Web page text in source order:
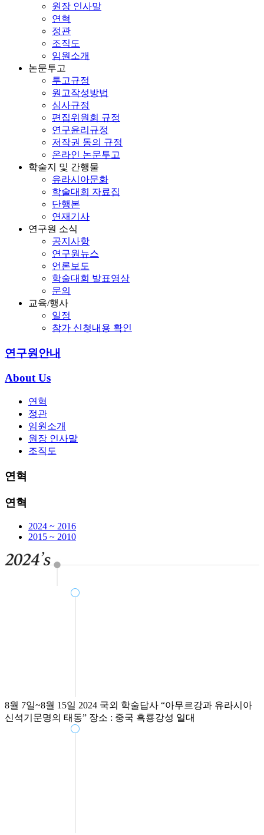
원장 인사말
연혁
정관
조직도
임원소개
논문투고
투고규정
원고작성방법
심사규정
편집위원회 규정
연구윤리규정
저작권 동의 규정
온라인 논문투고
학술지 및 간행물
유라시아문화
학술대회 자료집
단행본
연재기사
연구원 소식
공지사항
연구원뉴스
언론보도
학술대회 발표영상
문의
교육/행사
일정
참가 신청내용 확인
연구원안내
About Us
연혁
정관
임원소개
원장 인사말
조직도
연혁
연혁
2024 ~ 2016
2015 ~ 2010
8월 7일~8월 15일 2024 국외 학술답사 “아무르강과 유라시아
신석기문명의 태동” 장소 : 중국 흑룡강성 일대